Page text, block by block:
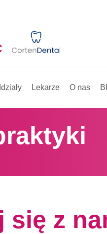
Lekarze O nas
się z